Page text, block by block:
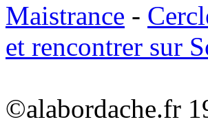
Maistrance -
et rencontrer sur
©alabordache.fr